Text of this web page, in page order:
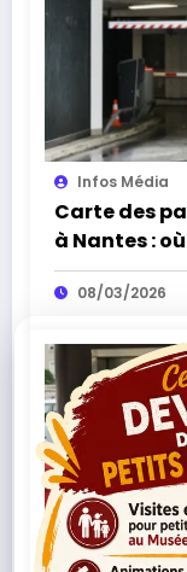
Infos Média
Carte des
à Nantes :
le tram ou le
08/03/2026